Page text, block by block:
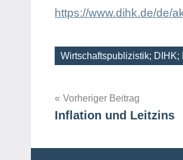
https://www.dihk.de/de/
Schlagwörter
Wirtschaftspublizistik;
Vorheriger Beitrag
Inflation und Leitzins